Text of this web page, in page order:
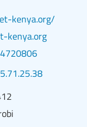
kenya.org/
kenya.org